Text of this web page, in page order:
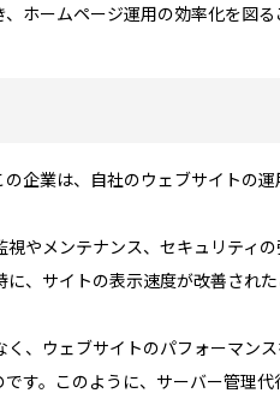
ホームページ運用の効率化を図る
企業は、自社のウェブサイトの
やメンテナンス、セキュリティ
、サイトの表示速度が改善され
、ウェブサイトのパフォーマン
す。このように、サーバー管理